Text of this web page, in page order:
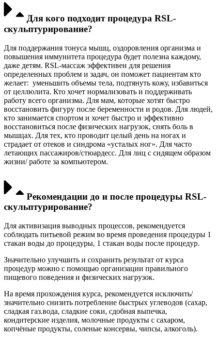
Для кого подходит процедура RSL-
скульптурирование?
Для поддержания тонуса мышц, оздоровления организма и
повышения иммунитета процедура будет полезна каждому,
даже детям. RSL-массаж эффективен для решения
определенных проблем и задач, он поможет пациентам кто
желает: уменьшить объемы тела, подтянуть кожу, избавиться
от целлюлита. Кто хочет нормализовать и поддерживать
работу всего организма. Для мам, которые хотят быстро
восстановить фигуру после беременности и родов. Для людей,
кто занимается спортом и хочет быстро и эффективно
восстановиться после физических нагрузок, снять боль в
мышцах. Для тех, кто проводит целый день на ногах и
страдает от отеков и синдрома «усталых ног». Для часто
летающих пассажиров/стюардесс. Для лиц с сидящем образом
жизни/ работе за компьютером.
Рекомендации до и после процедуры RSL-
скульптурирование?
Для активизация выводных процессов, рекомендуется
соблюдать питьевой режим во время проведения процедуры 1
стакан воды до процедуры, 1 стакан воды после процедур.
Значительно улучшить и сохранить результат от курса
процедур можно с помощью организации правильного
пищевого поведения и физических нагрузок.
На время прохождения курса, рекомендуется исключить/
значительно снизить потребление быстрых углеводов (сахар,
сладкая газ.вода, сладкие соки, сдобная выпечка,
кондитерские изделия, молочные продукты с сахаром,
копчёные продукты, соленые консервы, чипсы, алкоголь).